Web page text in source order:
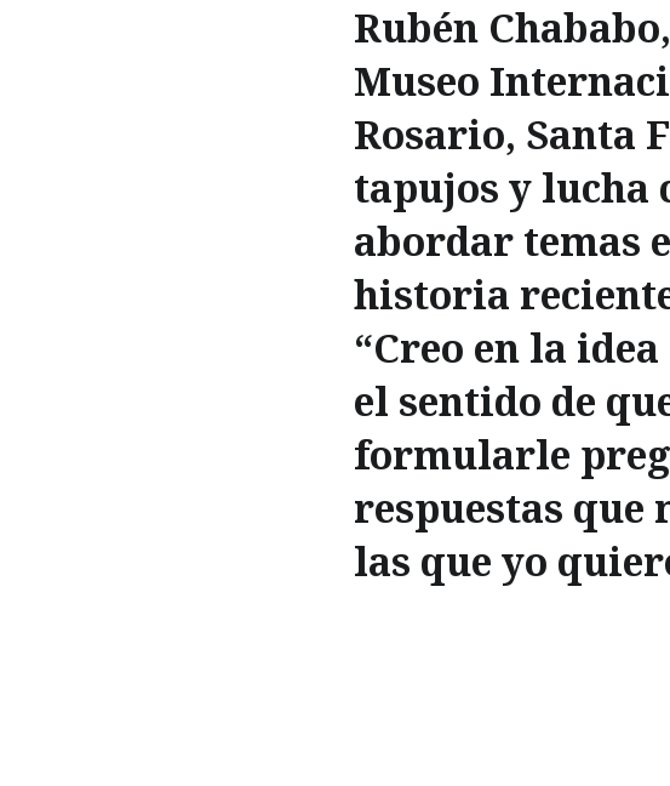
Rubén
Museo
Rosario, Santa
tapujos y lucha
abordar temas
historia
“Creo en la
el sentido de
formularle
respuestas que
las que yo